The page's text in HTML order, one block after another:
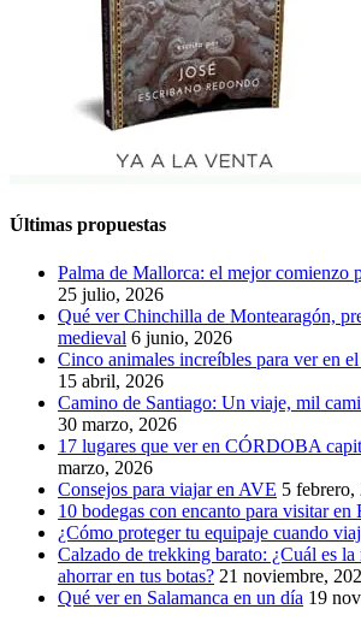
Últimas propuestas
Palma de Mallorca: el mejor comienzo
25 julio, 2026
Qué ver Chinchilla de Montearagón,
medieval 6 junio, 2026
Cinco animales increíbles para ver en
15 abril, 2026
Camino de Santiago: Un viaje, mil
30 marzo, 2026
17 lugares que ver en CÓRDOBA
marzo, 2026
Consejos para viajar en AVE 5 febrero,
10 bodegas con encanto para visitar en
¿Cómo proteger tu equipaje cuando
Calzado de trekking barato: ¿Cuál es la
ahorrar en tus botas? 21 noviembre,
Qué ver en Salamanca en un día 19